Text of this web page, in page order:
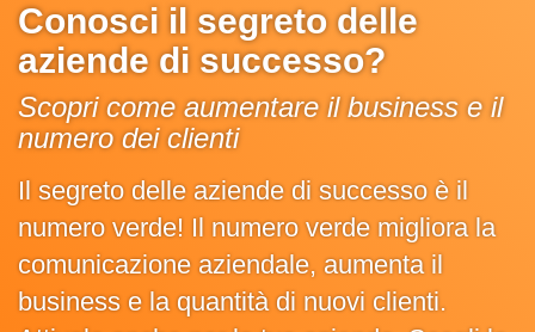
Conosci il segreto delle
aziende di successo?
Scopri come aumentare il business e il
numero dei clienti
Il segreto delle aziende di successo è il
numero verde! Il numero verde migliora la
comunicazione aziendale, aumenta il
business e la quantità di nuovi clienti.